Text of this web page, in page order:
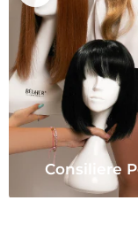
Consiliere